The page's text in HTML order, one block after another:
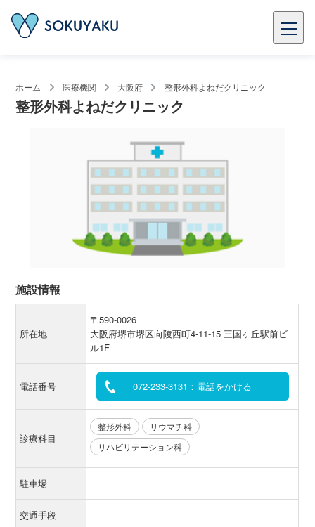
ホーム 医療機関 大阪府 整形外科よねだクリニック
整形外科よねだクリニック
施設情報
所在地
〒590-0026
大阪府堺市堺区向陵西町4-11-15 三国ヶ丘駅前ビ
ル1F
電話番号 072-233-3131：電話をかける
診療科目
整形外科
リウマチ科
リハビリテーション科
駐車場
交通手段